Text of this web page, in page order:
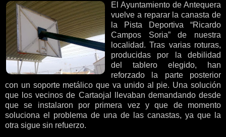
El Ayuntamiento de Antequera
vuelve a reparar la canasta de
la Pista Deportiva “Ricardo
Campos Soria” de nuestra
localidad. Tras varias roturas,
producidas por la debilidad
del tablero elegido, han
reforzado la parte posterior
con un soporte metálico que va unido al pie. Una solución
que los vecinos de Cartaojal llevaban demandando desde
que se instalaron por primera vez y que de momento
soluciona el problema de una de las canastas, ya que la
otra sigue sin refuerzo.